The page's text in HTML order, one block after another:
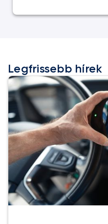
Legfrissebb hírek